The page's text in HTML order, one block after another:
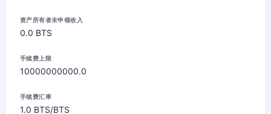
资产所有者未申领收入
0.0 BTS
手续费上限
10000000000.0
手续费汇率
1.0 BTS/BTS